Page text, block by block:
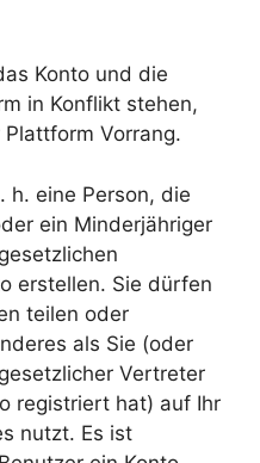
Konto und die
in Konflikt stehen,
Vorrang.
h. eine Person, die
ein Minderjähriger
erstellen. Sie dürfen
teilen oder
als Sie (oder
Vertreter
registriert hat) auf Ihr
nutzt. Es ist